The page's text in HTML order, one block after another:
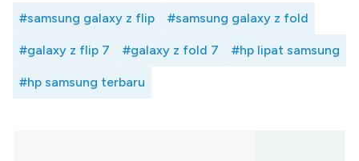
#samsung galaxy z flip #samsung galaxy z fold
#galaxy z flip 7 #galaxy z fold 7 #hp lipat samsung
#hp samsung terbaru